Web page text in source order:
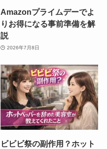
Amazonプライムデーでよ
りお得になる事前準備を解
説
2026年7月8日
ビビビ祭の副作用？ホット